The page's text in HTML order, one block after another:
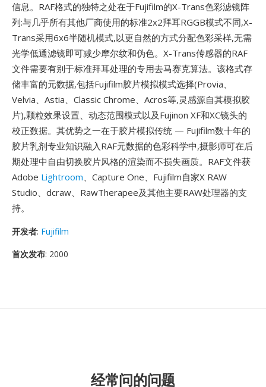
信息。RAF格式的独特之处在于Fujifilm的X-Trans色彩滤镜阵
列:与几乎所有其他厂商使用的标准2x2拜耳RGGB模式不同,X-
Trans采用6x6半随机模式,以更自然的方式分配色彩采样,无需
光学低通滤镜即可减少摩尔纹和伪色。X-Trans传感器的RAF
文件需要有别于标准拜耳处理的专用去马赛克算法。该格式存
储丰富的元数据,包括Fujifilm胶片模拟模式选择(Provia、
Velvia、Astia、Classic Chrome、Acros等,灵感源自其模拟胶
片),颗粒效果设置、动态范围模式以及Fujinon XF和XC镜头的
校正数据。其优势之一在于胶片模拟传统 — Fujifilm数十年的
胶片乳剂专业知识融入RAF元数据的色彩科学中,摄影师可在后
期处理中自由切换胶片风格的渲染而不损失画质。RAF文件获
Adobe Lightroom、Capture One、Fujifilm自家X RAW
Studio、dcraw、RawTherapee及其他主要RAW处理器的支
持。
开发者: Fujifilm
首次发布: 2000
经常问的问题